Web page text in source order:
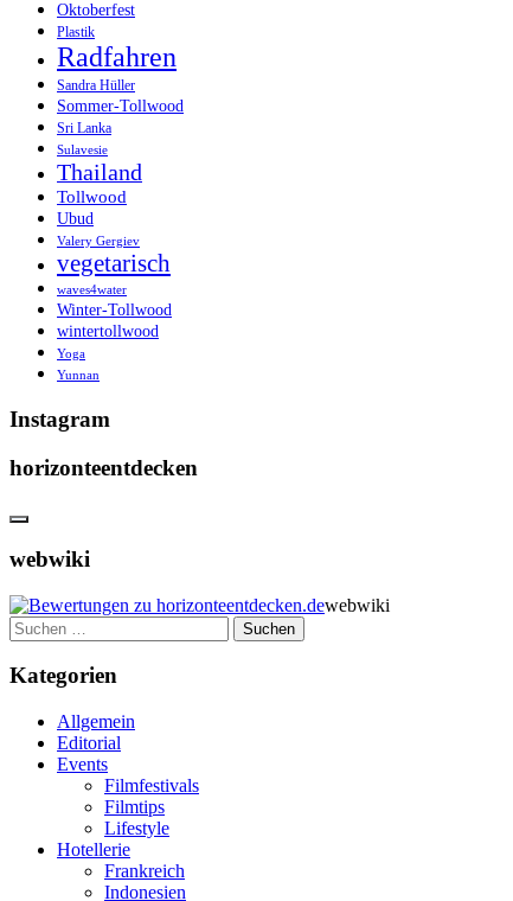
Oktoberfest
Plastik
Radfahren
Sandra Hüller
Sommer-Tollwood
Sri Lanka
Sulavesie
Thailand
Tollwood
Ubud
Valery Gergiev
vegetarisch
waves4water
Winter-Tollwood
wintertollwood
Yoga
Yunnan
Instagram
horizonteentdecken
webwiki
webwiki
Suchen
nach:
Kategorien
Allgemein
Editorial
Events
Filmfestivals
Filmtips
Lifestyle
Hotellerie
Frankreich
Indonesien